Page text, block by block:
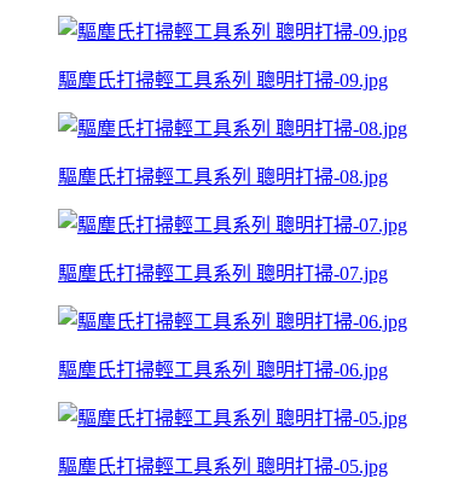
驅塵氏打掃輕工具系列 聰明打掃-09.jpg
驅塵氏打掃輕工具系列 聰明打掃-08.jpg
驅塵氏打掃輕工具系列 聰明打掃-07.jpg
驅塵氏打掃輕工具系列 聰明打掃-06.jpg
驅塵氏打掃輕工具系列 聰明打掃-05.jpg